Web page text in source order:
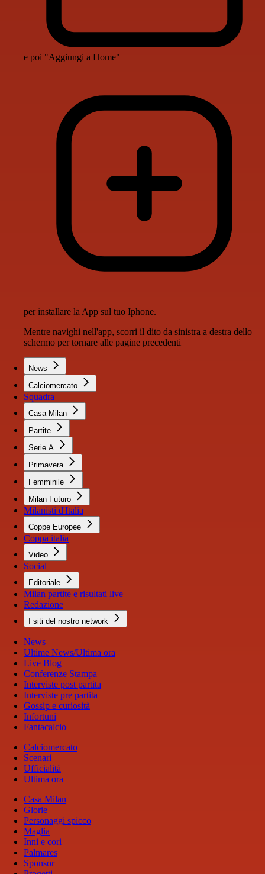
e poi "Aggiungi a Home"
per installare la App sul tuo Iphone.
Mentre navighi nell'app, scorri il dito da sinistra a destra dello
schermo per tornare alle pagine precedenti
News
Calciomercato
Squadra
Casa Milan
Partite
Serie A
Primavera
Femminile
Milan Futuro
Milanisti d'Italia
Coppe Europee
Coppa italia
Video
Social
Editoriale
Milan partite e risultati live
Redazione
I siti del nostro network
News
Ultime News/Ultima ora
Live Blog
Conferenze Stampa
Interviste post partita
Interviste pre partita
Gossip e curiosità
Infortuni
Fantacalcio
Calciomercato
Scenari
Ufficialità
Ultima ora
Casa Milan
Glorie
Personaggi spicco
Maglia
Inni e cori
Palmares
Sponsor